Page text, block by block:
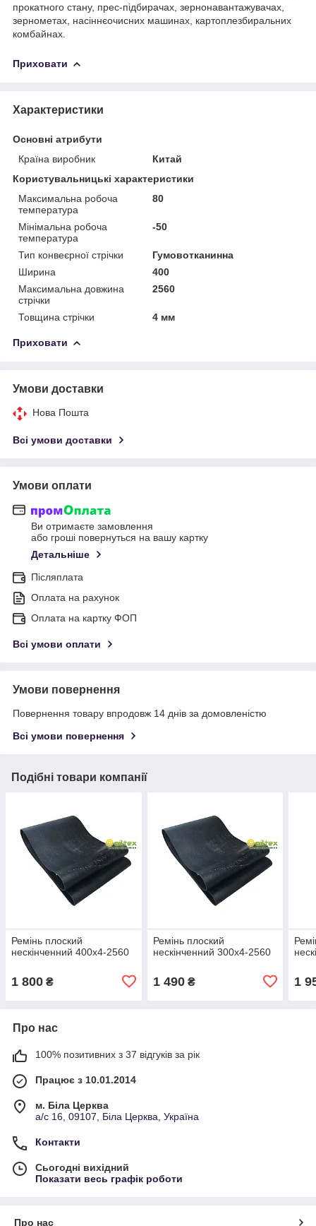
прокатного стану, прес-підбирачах, зернонавантажувачах,
зернометах, насіннєочисних машинах, картоплезбиральних
комбайнах.
Приховати
Характеристики
Основні атрибути
Країна виробник
Китай
Користувальницькі характеристики
Максимальна робоча
температура
80
Мінімальна робоча
температура
-50
Тип конвеєрної стрічки
Гумовотканинна
Ширина
400
Максимальна довжина
стрічки
2560
Товщина стрічки 4 мм
Приховати
Умови доставки
Нова Пошта
Всі умови доставки
Умови оплати
Ви отримаєте замовлення
або гроші повернуться на вашу картку
Детальніше
Післяплата
Оплата на рахунок
Оплата на картку ФОП
Всі умови оплати
Умови повернення
Повернення товару впродовж 14 днів за домовленістю
Всі умови повернення
Подібні товари компанії
Ремінь плоский
нескінченний 400х4-2560
1 800 ₴
Ремінь плоский
нескінченний 300х4-2560
1 490₴ 1
Про нас
100% позитивних з 37 відгуків за рік
Працює з 10.01.2014
м. Біла Церква
а/с 16, 09107, Біла Церква, Україна
Контакти
Сьогодні вихідний
Показати весь графік роботи
Про нас